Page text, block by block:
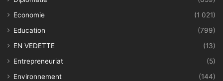
Economie
(1 021)
Education
(799)
EN VEDETTE
(13)
Entrepreneuriat
(5)
Environnement
(144)